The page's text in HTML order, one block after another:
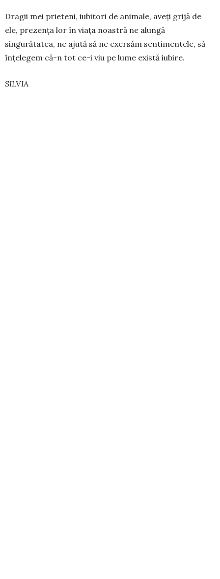
Dragii mei prieteni, iubitori de animale, aveți grijă de
ele, prezența lor în viața noastră ne alungă
singurătatea, ne ajută să ne exersăm sentimentele, să
înțelegem că-n tot ce-i viu pe lume există iubire.
SILVIA